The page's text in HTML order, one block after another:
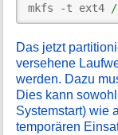
mkfs -t ext4 /
Das jetzt
versehene
werden. Dazu
Dies kann
Systemstart) wie
temporären